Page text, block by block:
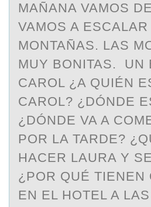
MAÑANA VAMOS
VAMOS A
MONTAÑAS. LAS
MUY BONITAS. UN
CAROL ¿A QUIÉN
CAROL? ¿DÓNDE
¿DÓNDE VA A
POR LA TARDE?
HACER LAURA Y
¿POR QUÉ TIENEN
EN EL HOTEL A